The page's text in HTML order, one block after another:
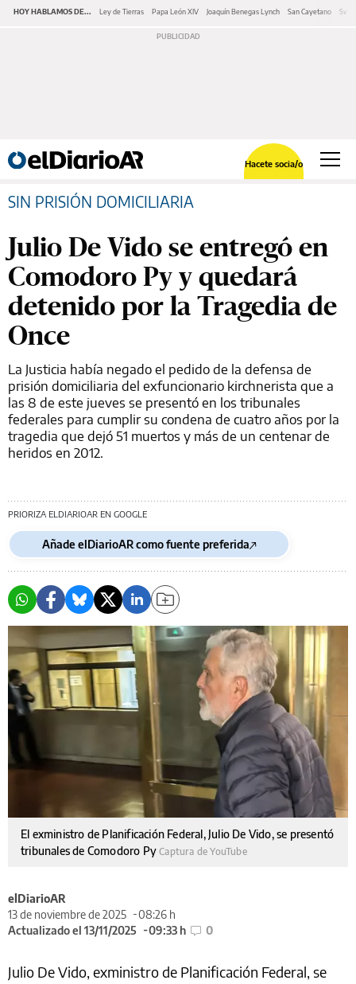
HOY HABLAMOS DE... Ley de Tierras Papa León XIV Joaquín Benegas Lynch San Cayetano
Hacete socia/o
SIN PRISIÓN DOMICILIARIA
Julio De Vido se entregó en
Comodoro Py y quedará
detenido por la Tragedia de
Once
La Justicia había negado el pedido de la defensa de
prisión domiciliaria del exfuncionario kirchnerista que a
las 8 de este jueves se presentó en los tribunales
federales para cumplir su condena de cuatro años por la
tragedia que dejó 51 muertos y más de un centenar de
heridos en 2012.
PRIORIZA ELDIARIOAR EN GOOGLE
Añade elDiarioAR como fuente preferida
El exministro de Planificación Federal, Julio De Vido, se presentó
tribunales de Comodoro PyCaptura de YouTube
elDiarioAR
13 de noviembre de 2025
08:26 h
Actualizado el 13/11/2025
09:33 h 0
Julio De Vido, exministro de Planificación Federal, se